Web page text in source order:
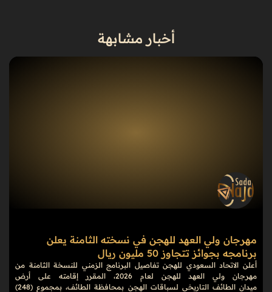
أخبار مشابهة
مهرجان ولي العهد للهجن في نسخته الثامنة يعلن
برنامجه بجوائز تتجاوز 50 مليون ريال
أعلن الاتحاد السعودي للهجن تفاصيل البرنامج الزمني للنسخة الثامنة من
مهرجان ولي العهد للهجن لعام 2026، المقرر إقامته على أرض
ميدان الطائف التاريخي لسباقات الهجن بمحافظة الطائف، بمجموع (248)